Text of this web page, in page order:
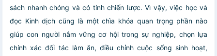
sách nhanh chóng và có tính chiến lược. Vì vậy, việc học và
đọc Kinh dịch cũng là một chìa khóa quan trọng phần nào
giúp con người nắm vững cơ hội trong sự nghiệp, chọn lựa
chính xác đối tác làm ăn, điều chỉnh cuộc sống sinh hoạt,